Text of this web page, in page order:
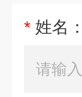
* 姓名：